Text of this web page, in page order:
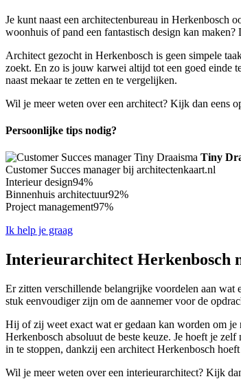
Je kunt naast een architectenbureau in Herkenbosch
woonhuis of pand een fantastisch design kan
Architect gezocht in Herkenbosch is geen simpele
zoekt. En zo is jouw karwei altijd tot een goed einde
naast mekaar te zetten en te vergelijken.
Wil je meer weten over een architect? Kijk dan eens
Persoonlijke tips nodig?
Tiny
Customer Succes manager bij architectenkaart.nl
Interieur design94%
Binnenhuis architectuur92%
Project management97%
Ik help je graag
Interieurarchitect Herkenbosch
Er zitten verschillende belangrijke voordelen aan wat
stuk eenvoudiger zijn om de aannemer voor de
Hij of zij weet exact wat er gedaan kan worden om
Herkenbosch absoluut de beste keuze. Je hoeft je
in te stoppen, dankzij een architect Herkenbosch
Wil je meer weten over een interieurarchitect? Kijk